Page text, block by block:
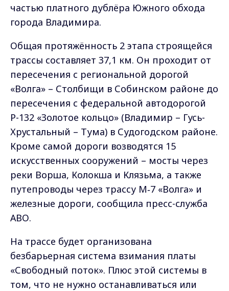
частью платного дублёра Южного обхода
города Владимира.
Общая протяжённость 2 этапа строящейся
трассы составляет 37,1 км. Он проходит от
пересечения с региональной дорогой
«Волга» – Столбищи в Собинском районе до
пересечения с федеральной автодорогой
Р-132 «Золотое кольцо» (Владимир – Гусь-
Хрустальный – Тума) в Судогодском районе.
Кроме самой дороги возводятся 15
искусственных сооружений – мосты через
реки Ворша, Колокша и Клязьма, а также
путепроводы через трассу М‑7 «Волга» и
железные дороги, сообщила пресс-служба
АВО.
На трассе будет организована
безбарьерная система взимания платы
«Свободный поток». Плюс этой системы в
том, что не нужно останавливаться или